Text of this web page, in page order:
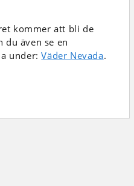
kommer att bli de
du även se en
under:Väder Nevada.